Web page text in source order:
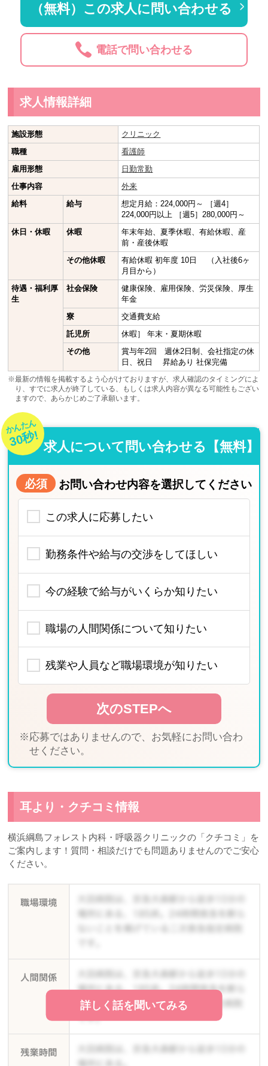
（無料）この求人に問い合わせる
電話で問い合わせる
求人情報詳細
施設形態
クリニック
職種
看護師
雇用形態
日勤常勤
仕事内容
外来
給料
給与
想定月給：224,000円～ ［週4］
224,000円以上 ［週5］280,000円～
休日・休暇
休暇
年末年始、夏季休暇、有給休暇、産
前・産後休暇
その他休暇
有給休暇 初年度 10日 （入社後6ヶ
月目から）
待遇・福利厚
生
社会保険
健康保険、雇用保険、労災保険、厚生
年金
寮
交通費支給
託児所
休暇］ 年末・夏期休暇
その他
賞与年2回 週休2日制、会社指定の休
日、祝日 昇給あり 社保完備
※最新の情報を掲載するよう心がけておりますが、求人確認のタイミングによ
り、すでに求人が終了している、もしくは求人内容が異なる可能性もござい
ますので、あらかじめご了承願います。
かんたん
30秒! 求人について問い合わせる【無料】
必須 お問い合わせ内容を選択してください
この求人に応募したい
勤務条件や給与の交渉をしてほしい
今の経験で給与がいくらか知りたい
職場の人間関係について知りたい
残業や人員など職場環境が知りたい
※応募ではありませんので、お気軽にお問い合わ
せください。
耳より・クチコミ情報
横浜綱島フォレスト内科・呼吸器クリニックの「クチコミ」を
ご案内します！質問・相談だけでも問題ありませんのでご安心
ください。
詳しく話を聞いてみる